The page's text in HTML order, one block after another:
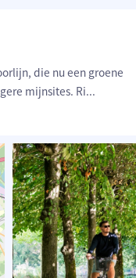
die nu een groene
mijnsites. Ri...